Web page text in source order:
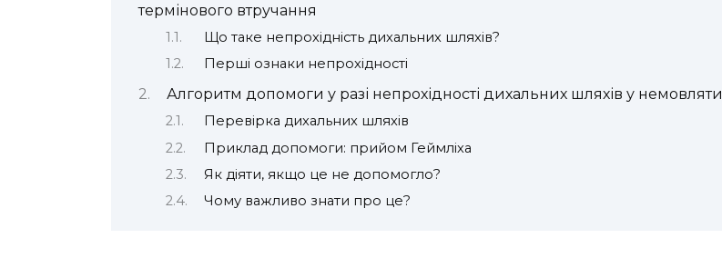
термінового втручання
Що таке непрохідність дихальних шляхів?
Перші ознаки непрохідності
Алгоритм допомоги у разі непрохідності дихальних шляхів у немовляти
Перевірка дихальних шляхів
Приклад допомоги: прийом Геймліха
Як діяти, якщо це не допомогло?
Чому важливо знати про це?